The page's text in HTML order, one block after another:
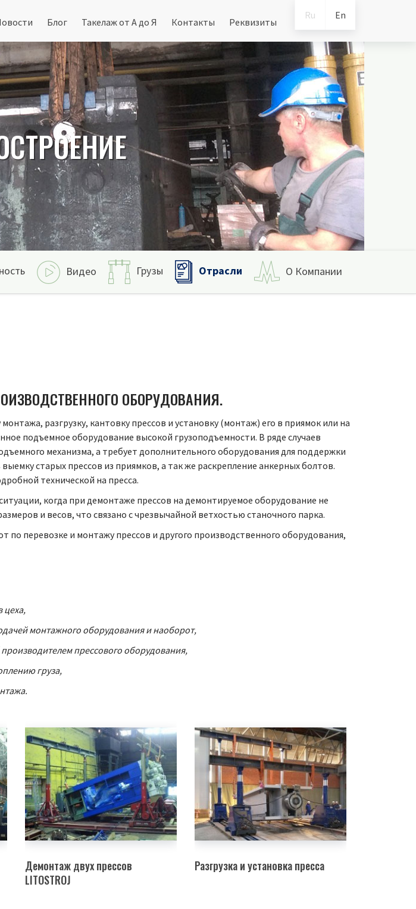
Ru En
Блог Такелаж от А до Я Контакты Реквизиты
Видео Грузы Отрасли О Компании
ОБОРУДОВАНИЯ.
разгрузку, кантовку прессов и установку (монтаж) его в приямок или на
подъемное оборудование высокой грузоподъемности. В ряде случаев
механизма, а требует дополнительного оборудования для поддержки
старых прессов из приямков, а так же раскрепление анкерных болтов.
технической на пресса.
когда при демонтаже прессов на демонтируемое оборудование не
и весов, что связано с чрезвычайной ветхостью станочного парка.
по перевозке и монтажу прессов и другого производственного оборудования,
цеха,
монтажного оборудования и наоборот,
прессового оборудования,
груза,
Демонтаж двух прессов
LITOSTROJ
Разгрузка и установка пресса